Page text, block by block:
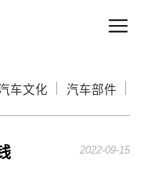
车文化 汽车部件
2022-09-15